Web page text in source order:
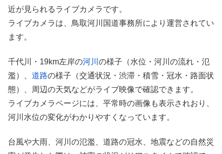
近が見られるライブカメラです。
ライブカメラは、鳥取河川国道事務所により運営されてい
ます。
千代川・19km左岸の河川 の様子（水位・河川の流れ・氾
濫）、 道路の様子（交通状況・渋滞・積雪・冠水・路面状
態）、周辺の天気などがライブ映像で確認できます。
ライブカメラページには、平常時の画像も表示されおり、
河川水位の変化がわかりやすくなっています。
台風や大雨、河川の氾濫、道路の冠水、地震などの自然災